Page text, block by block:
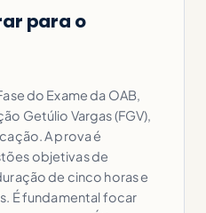
para o
do Exame da OAB,
Getúlio Vargas (FGV),
A prova é
objetivas de
de cinco horas e
É fundamental focar